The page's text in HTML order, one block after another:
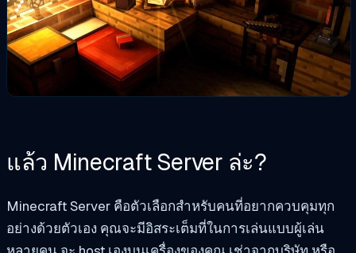
แล้ว Minecraft Server ล่ะ?
Minecraft Server คือตัวเลือกสำหรับคนที่อยากควบคุมทุก
อย่างด้วยตัวเอง คุณจะมีอิสระเต็มที่ในการเล่นแบบผู้เล่น